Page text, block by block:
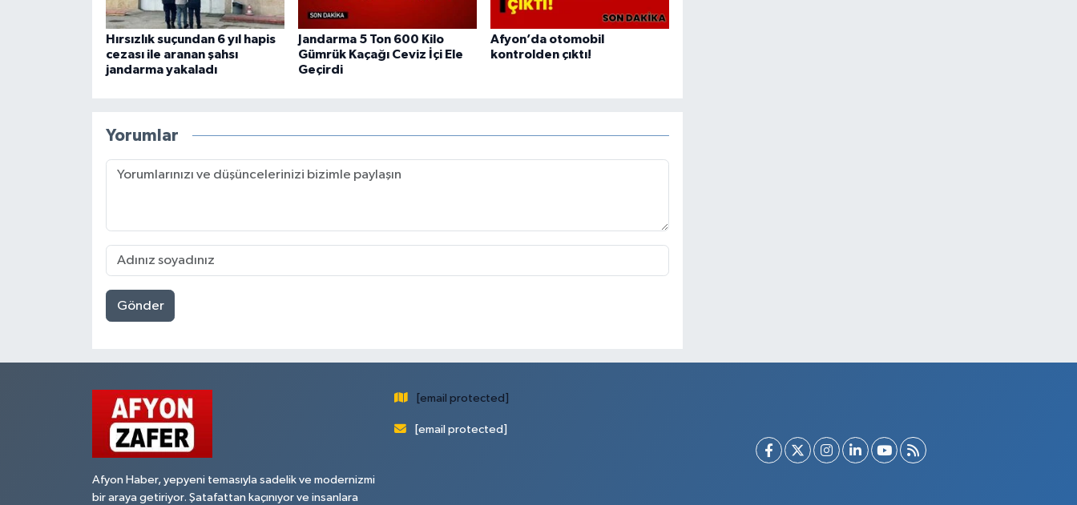
Hırsızlık suçundan 6 yıl hapis
cezası ile aranan şahsı
jandarma yakaladı
Jandarma 5 Ton 600 Kilo
Gümrük Kaçağı Ceviz İçi Ele
Geçirdi
Afyon’da otomobil
kontrolden çıktı!
Yorumlar
Gönder
Afyon Haber, yepyeni temasıyla sadelik ve modernizmi
bir araya getiriyor. Şatafattan kaçınıyor ve insanlara
[email protected]
[email protected]